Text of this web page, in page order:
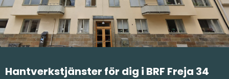
Hantverkstjänster för dig i BRF Freja 34